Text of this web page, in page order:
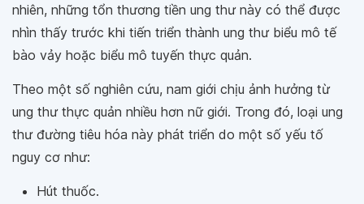
nhiên, những tổn thương tiền ung thư này có thể được
nhìn thấy trước khi tiến triển thành ung thư biểu mô tế
bào vảy hoặc biểu mô tuyến thực quản.
Theo một số nghiên cứu, nam giới chịu ảnh hưởng từ
ung thư thực quản nhiều hơn nữ giới. Trong đó, loại ung
thư đường tiêu hóa này phát triển do một số yếu tố
nguy cơ như:
Hút thuốc.